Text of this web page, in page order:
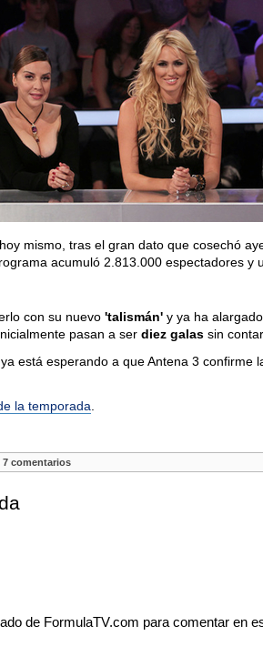
mismo, tras el gran dato que cosechó
acumuló 2.813.000 espectadores y
con su nuevo 'talismán' y ya ha
pasan a ser diez galas sin
está esperando a que Antena 3 confirme
la temporada
7 comentarios
de FormulaTV.com para comentar en